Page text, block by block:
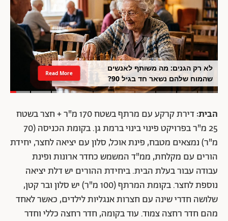
לא רק הגנים: מה משותף לאנשים
שהמוח שלהם נשאר חד בגיל 90?
Read More
הבית:
דירת קרקע עם מרתף בשטח 170 מ"ר + חצר בשטח
25 מ"ר בפרויקט פינוי בינוי ברמת גן. בקומת הכניסה (70
מ"ר) נמצאים מטבח, פינת אוכל, סלון עם יציאה לחצר, יחידת
הורים עם מקלחת, ממ"ד המשמש כחדר ארונות ופינת
עבודה עבור בעלת הבית. ביחידת ההורים יש דלת יציאה
נוספת לחצר. בקומת המרתף (100 מ"ר) יש סלון ובר קטן,
שלושה חדרי שינה עם חצרות אנגליות לילדים, כאשר לאחד
מהם חדר רחצה צמוד. עוד בקומה, חדר רחצה כללי וחדר